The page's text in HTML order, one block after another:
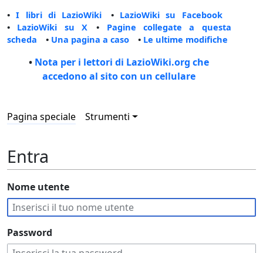
•I libri di LazioWiki • LazioWiki su Facebook
• LazioWiki su X • Pagine collegate a questa
scheda • Una pagina a caso • Le ultime modifiche
• Nota per i lettori di LazioWiki.org che
accedono al sito con un cellulare
Pagina speciale Strumenti
Entra
Nome utente
Password